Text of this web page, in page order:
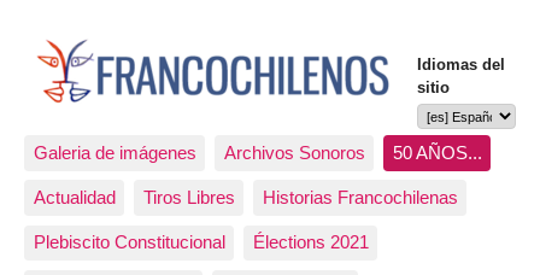
Idiomas del
sitio
Galeria de imágenes Archivos Sonoros 50 AÑOS...
Actualidad Tiros Libres Historias Francochilenas
Plebiscito Constitucional Élections 2021